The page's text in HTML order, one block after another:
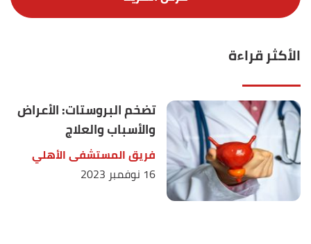
الأكثر قراءة
تضخم البروستات: الأعراض
والأسباب والعلاج
فريق المستشفى الأهلي
16 نوفمبر 2023